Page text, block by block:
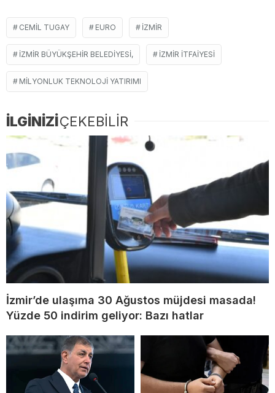
CEMIL TUGAY EURO İZMIR
İZMIR BÜYÜKŞEHIR BELEDIYESI, IZMIR ITFAIYESI
MILYONLUK TEKNOLOJI YATIRIMI
İLGİNİZİÇEKEBİLİR
İzmir’de ulaşıma 30 Ağustos müjdesi masada!
Yüzde 50 indirim geliyor: Bazı hatlar